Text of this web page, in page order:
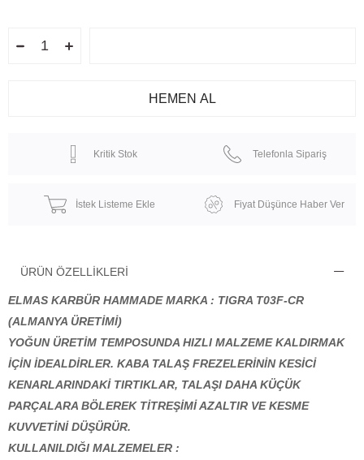
Kritik Stok Telefonla Sipariş
İstek Listeme Ekle Fiyat Düşünce Haber Ver
ÜRÜN ÖZELLIKLERI
ELMAS KARBÜR HAMMADE MARKA : TIGRA T03F-CR
(ALMANYA ÜRETİMİ)
YOĞUN ÜRETİM TEMPOSUNDA HIZLI MALZEME KALDIRMAK
İÇİN İDEALDİRLER. KABA TALAŞ FREZELERİNİN KESİCİ
KENARLARINDAKİ TIRTIKLAR, TALAŞI DAHA KÜÇÜK
PARÇALARA BÖLEREK TİTREŞİMİ AZALTIR VE KESME
KUVVETİNİ DÜŞÜRÜR.
KULLANILDIĞI MALZEMELER :